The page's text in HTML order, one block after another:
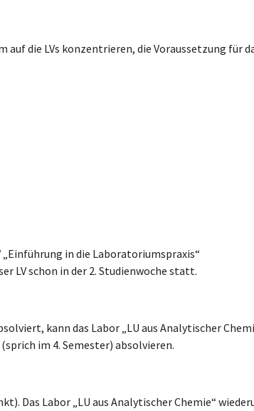
auf die LVs konzentrieren, die Voraussetzung für
„Einführung in die Laboratoriumspraxis“
LV schon in der 2. Studienwoche statt.
kann das Labor „LU aus Analytischer
im 4. Semester) absolvieren.
Das Labor „LU aus Analytischer Chemie“